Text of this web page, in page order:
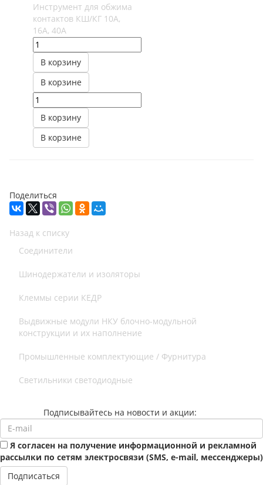
Инструмент для обжима
контактов КШ/КГ 10А,
16А, 40А
В корзину
В корзине
В корзину
В корзине
Поделиться
Назад к списку
Соединители
Шинодержатели и изоляторы
Клеммы серии КЕДР
Выдвижные модули НКУ блочно-модульной
конструкции и их наполнение
Промышленные комплектующие / Фурнитура
Светильники светодиодные
Подписывайтесь на новости и акции:
Я согласен на получение информационной и рекламной
рассылки по сетям электросвязи (SMS, e-mail, мессенджеры)